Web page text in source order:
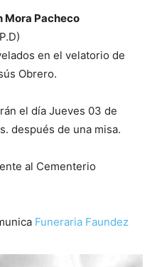
Mora Pacheco
en el velatorio de
Obrero.
el día Jueves 03 de
después de una misa.
al Cementerio
Funeraria Faundez